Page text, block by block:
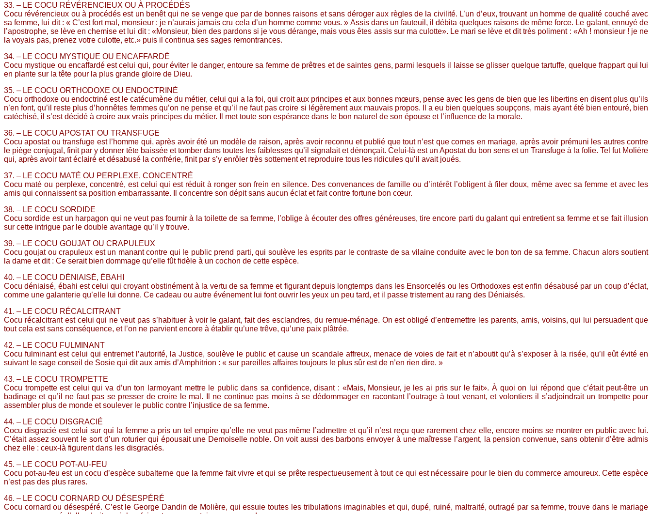
33. – LE COCU RÉVÉRENCIEUX OU À PROCÉDÉS
Cocu révérencieux ou à procédés est un benêt qui ne se venge que par de bonnes raisons et sans déroger aux règles de la civilité. L’un d’eux, trouvant un homme de qualité couché avec
sa femme, lui dit : « C’est fort mal, monsieur : je n’aurais jamais cru cela d’un homme comme vous. » Assis dans un fauteuil, il débita quelques raisons de même force. Le galant, ennuyé de
l’apostrophe, se lève en chemise et lui dit : «Monsieur, bien des pardons si je vous dérange, mais vous êtes assis sur ma culotte». Le mari se lève et dit très poliment : «Ah ! monsieur ! je ne
la voyais pas, prenez votre culotte, etc.» puis il continua ses sages remontrances.
34. – LE COCU MYSTIQUE OU ENCAFFARDÉ
Cocu mystique ou encaffardé est celui qui, pour éviter le danger, entoure sa femme de prêtres et de saintes gens, parmi lesquels il laisse se glisser quelque tartuffe, quelque frappart qui lui
en plante sur la tête pour la plus grande gloire de Dieu.
35. – LE COCU ORTHODOXE OU ENDOCTRINÉ
Cocu orthodoxe ou endoctriné est le catécumène du métier, celui qui a la foi, qui croit aux principes et aux bonnes mœurs, pense avec les gens de bien que les libertins en disent plus qu’ils
n’en font, qu’il reste plus d’honnêtes femmes qu’on ne pense et qu’il ne faut pas croire si légèrement aux mauvais propos. Il a eu bien quelques soupçons, mais ayant été bien entouré, bien
catéchisé, il s’est décidé à croire aux vrais principes du métier. Il met toute son espérance dans le bon naturel de son épouse et l’influence de la morale.
36. – LE COCU APOSTAT OU TRANSFUGE
Cocu apostat ou transfuge est l’homme qui, après avoir été un modèle de raison, après avoir reconnu et publié que tout n’est que cornes en mariage, après avoir prémuni les autres contre
le piège conjugal, finit par y donner tête baissée et tomber dans toutes les faiblesses qu’il signalait et dénonçait. Celui-là est un Apostat du bon sens et un Transfuge à la folie. Tel fut Molière
qui, après avoir tant éclairé et désabusé la confrérie, finit par s’y enrôler très sottement et reproduire tous les ridicules qu’il avait joués.
37. – LE COCU MATÉ OU PERPLEXE, CONCENTRÉ
Cocu maté ou perplexe, concentré, est celui qui est réduit à ronger son frein en silence. Des convenances de famille ou d’intérêt l’obligent à filer doux, même avec sa femme et avec les
amis qui connaissent sa position embarrassante. Il concentre son dépit sans aucun éclat et fait contre fortune bon cœur.
38. – LE COCU SORDIDE
Cocu sordide est un harpagon qui ne veut pas fournir à la toilette de sa femme, l’oblige à écouter des offres généreuses, tire encore parti du galant qui entretient sa femme et se fait illusion
sur cette intrigue par le double avantage qu’il y trouve.
39. – LE COCU GOUJAT OU CRAPULEUX
Cocu goujat ou crapuleux est un manant contre qui le public prend parti, qui soulève les esprits par le contraste de sa vilaine conduite avec le bon ton de sa femme. Chacun alors soutient
la dame et dit : Ce serait bien dommage qu’elle fût fidèle à un cochon de cette espèce.
40. – LE COCU DÉNIAISÉ, ÉBAHI
Cocu déniaisé, ébahi est celui qui croyant obstinément à la vertu de sa femme et figurant depuis longtemps dans les Ensorcelés ou les Orthodoxes est enfin désabusé par un coup d’éclat,
comme une galanterie qu’elle lui donne. Ce cadeau ou autre événement lui font ouvrir les yeux un peu tard, et il passe tristement au rang des Déniaisés.
41. – LE COCU RÉCALCITRANT
Cocu récalcitrant est celui qui ne veut pas s’habituer à voir le galant, fait des esclandres, du remue-ménage. On est obligé d’entremettre les parents, amis, voisins, qui lui persuadent que
tout cela est sans conséquence, et l’on ne parvient encore à établir qu’une trêve, qu’une paix plâtrée.
42. – LE COCU FULMINANT
Cocu fulminant est celui qui entremet l’autorité, la Justice, soulève le public et cause un scandale affreux, menace de voies de fait et n’aboutit qu’à s’exposer à la risée, qu’il eût évité en
suivant le sage conseil de Sosie qui dit aux amis d’Amphitrion : « sur pareilles affaires toujours le plus sûr est de n’en rien dire. »
43. – LE COCU TROMPETTE
Cocu trompette est celui qui va d’un ton larmoyant mettre le public dans sa confidence, disant : «Mais, Monsieur, je les ai pris sur le fait». À quoi on lui répond que c’était peut-être un
badinage et qu’il ne faut pas se presser de croire le mal. Il ne continue pas moins à se dédommager en racontant l’outrage à tout venant, et volontiers il s’adjoindrait un trompette pour
assembler plus de monde et soulever le public contre l’injustice de sa femme.
44. – LE COCU DISGRACIÉ
Cocu disgracié est celui sur qui la femme a pris un tel empire qu’elle ne veut pas même l’admettre et qu’il n’est reçu que rarement chez elle, encore moins se montrer en public avec lui.
C’était assez souvent le sort d’un roturier qui épousait une Demoiselle noble. On voit aussi des barbons envoyer à une maîtresse l’argent, la pension convenue, sans obtenir d’être admis
chez elle : ceux-là figurent dans les disgraciés.
45. – LE COCU POT-AU-FEU
Cocu pot-au-feu est un cocu d’espèce subalterne que la femme fait vivre et qui se prête respectueusement à tout ce qui est nécessaire pour le bien du commerce amoureux. Cette espèce
n’est pas des plus rares.
46. – LE COCU CORNARD OU DÉSESPÉRÉ
Cocu cornard ou désespéré. C’est le George Dandin de Molière, qui essuie toutes les tribulations imaginables et qui, dupé, ruiné, maltraité, outragé par sa femme, trouve dans le mariage